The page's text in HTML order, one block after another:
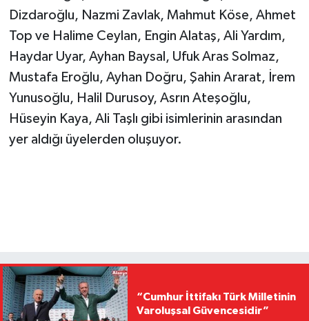
Dizdaroğlu, Nazmi Zavlak, Mahmut Köse, Ahmet
Top ve Halime Ceylan, Engin Alataş, Ali Yardım,
Haydar Uyar, Ayhan Baysal, Ufuk Aras Solmaz,
Mustafa Eroğlu, Ayhan Doğru, Şahin Ararat, İrem
Yunusoğlu, Halil Durusoy, Asrın Ateşoğlu,
Hüseyin Kaya, Ali Taşlı gibi isimlerinin arasından
yer aldığı üyelerden oluşuyor.
“Cumhur İttifakı Türk Milletinin
Varoluşsal Güvencesidir”